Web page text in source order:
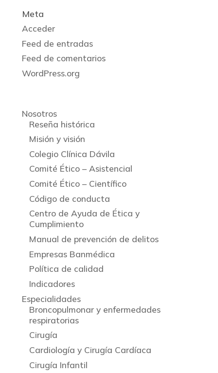
Meta
Acceder
Feed de entradas
Feed de comentarios
WordPress.org
Nosotros
Reseña histórica
Misión y visión
Colegio Clínica Dávila
Comité Ético – Asistencial
Comité Ético – Científico
Código de conducta
Centro de Ayuda de Ética y
Cumplimiento
Manual de prevención de delitos
Empresas Banmédica
Política de calidad
Indicadores
Especialidades
Broncopulmonar y enfermedades
respiratorias
Cirugía
Cardiología y Cirugía Cardíaca
Cirugía Infantil